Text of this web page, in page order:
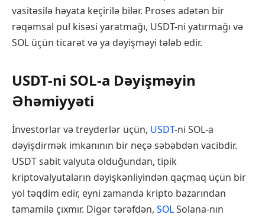
vasitəsilə həyata keçirilə bilər. Proses adətən bir
rəqəmsal pul kisəsi yaratmağı, USDT-ni yatırmağı və
SOL üçün ticarət və ya dəyişməyi tələb edir.
USDT-ni SOL-a Dəyişməyin
Əhəmiyyəti
İnvestorlar və treyderlər üçün, USDT-ni SOL-a
dəyişdirmək imkanının bir neçə səbəbdən vacibdir.
USDT sabit valyuta olduğundan, tipik
kriptovalyutaların dəyişkənliyindən qaçmaq üçün bir
yol təqdim edir, eyni zamanda kripto bazarından
tamamilə çıxmır. Digər tərəfdən, SOLSolana-nın